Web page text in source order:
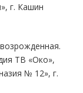
г. Кашин
ТВ «Око»,
№ 12», г.